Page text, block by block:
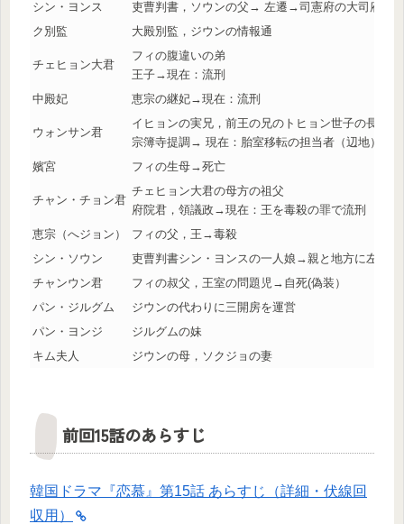
シン・ヨンス
吏曹判書，ソウンの父→ 左遷→司憲府の大司府
ク別監
大殿別監，ジウンの情報通
チェヒョン大君
フィの腹違いの弟
王子→現在：流刑
中殿妃
恵宗の継妃→現在：流刑
ウォンサン君
イヒョンの実兄，前王の兄のトヒョン世子の長男
宗簿寺提調→ 現在：胎室移転の担当者（辺地）
嬪宮
フィの生母→死亡
チャン・チョン君
チェヒョン大君の母方の祖父
府院君，領議政→現在：王を毒殺の罪で流刑
恵宗（へジョン）
フィの父，王→毒殺
シン・ソウン
吏曹判書シン・ヨンスの一人娘→親と地方に左遷
チャンウン君
フィの叔父，王室の問題児→自死(偽装）
パン・ジルグム
ジウンの代わりに三開房を運営
パン・ヨンジ
ジルグムの妹
キム夫人
ジウンの母，ソクジョの妻
前回15話のあらすじ
韓国ドラマ『恋慕』第15話 あらすじ（詳細・伏線回
収用）